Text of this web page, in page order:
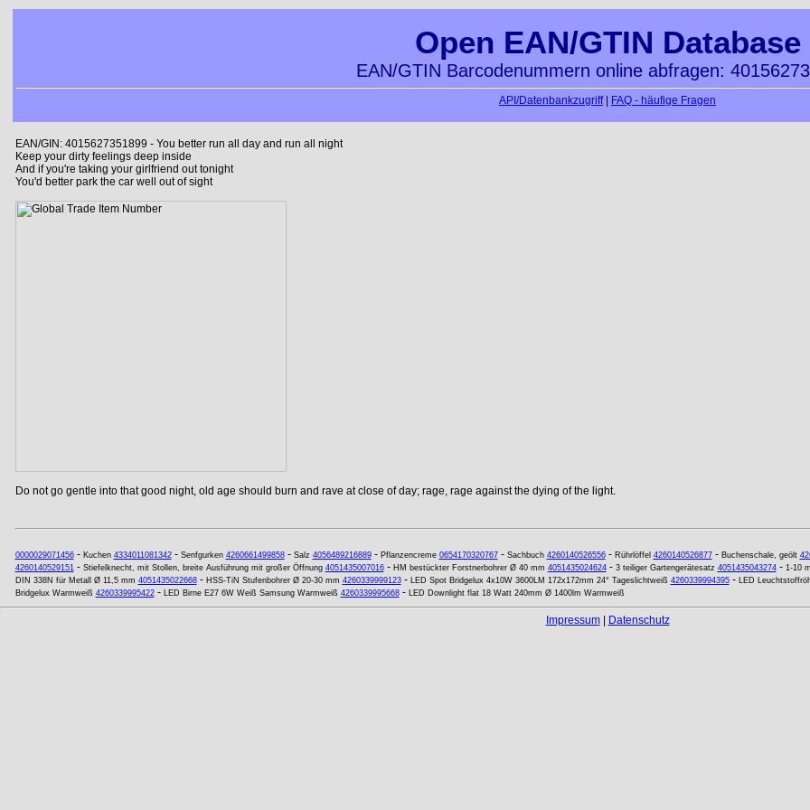
Open EAN/GTIN Database
EAN/GTIN Barcodenummern online abfragen:
API/Datenbankzugriff| FAQ - häufige Fragen
EAN/GIN: 4015627351899 - You better run all day and run all night
Keep your dirty feelings deep inside
And if you're taking your girlfriend out tonight
You'd better park the car well out of sight
Do not go gentle into that good night, old age should burn and rave at close of day; rage, rage against the dying of the light.
0000029071456- Kuchen 4334011081342- Senfgurken 4260661499858- Salz 4056489216889- Pflanzencreme 0654170320767- Sachbuch 4260140526556- Rührlöffel 4260140526877- Buchenschale, geölt
4260140529151- Stiefelknecht, mit Stollen, breite Ausführung mit großer Öffnung 4051435007016- HM bestückter Forstnerbohrer Ø 40 mm 4051435024624- 3 teiliger Gartengerätesatz 4051435043274- 1-10
DIN 338N für Metall Ø 11,5 mm 4051435022668- HSS-TiN Stufenbohrer Ø 20-30 mm 4260339999123- LED Spot Bridgelux 4x10W 3600LM 172x172mm 24° Tageslichtweiß 4260339994395- LED
Bridgelux Warmweiß 4260339995422- LED Birne E27 6W Weiß Samsung Warmweiß 4260339995668- LED Downlight flat 18 Watt 240mm Ø 1400lm Warmweiß
Impressum| Datenschutz